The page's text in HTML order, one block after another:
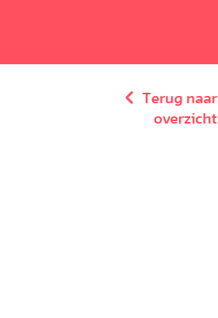
Terug naar
overzicht